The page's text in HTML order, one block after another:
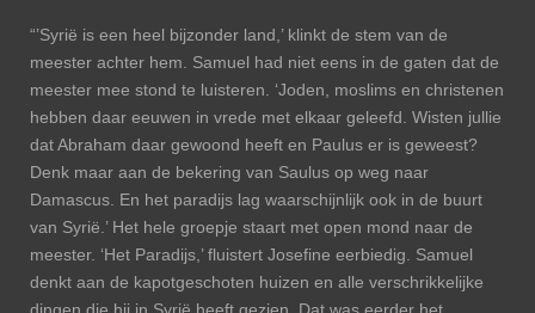
“’Syrië is een heel bijzonder land,’ klinkt de stem van de
meester achter hem. Samuel had niet eens in de gaten dat de
meester mee stond te luisteren. ‘Joden, moslims en christenen
hebben daar eeuwen in vrede met elkaar geleefd. Wisten jullie
dat Abraham daar gewoond heeft en Paulus er is geweest?
Denk maar aan de bekering van Saulus op weg naar
Damascus. En het paradijs lag waarschijnlijk ook in de buurt
van Syrië.’ Het hele groepje staart met open mond naar de
meester. ‘Het Paradijs,’ fluistert Josefine eerbiedig. Samuel
denkt aan de kapotgeschoten huizen en alle verschrikkelijke